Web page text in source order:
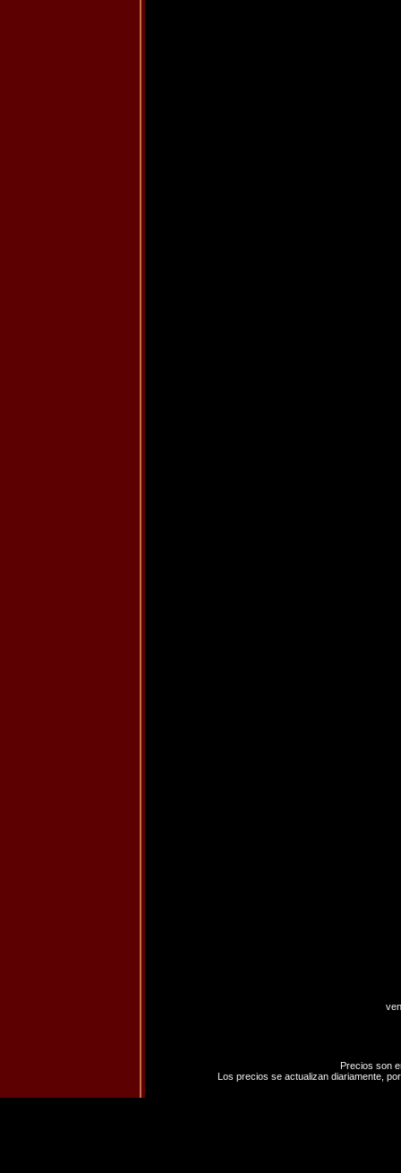
Precios son
Los precios se actualizan diariamente,